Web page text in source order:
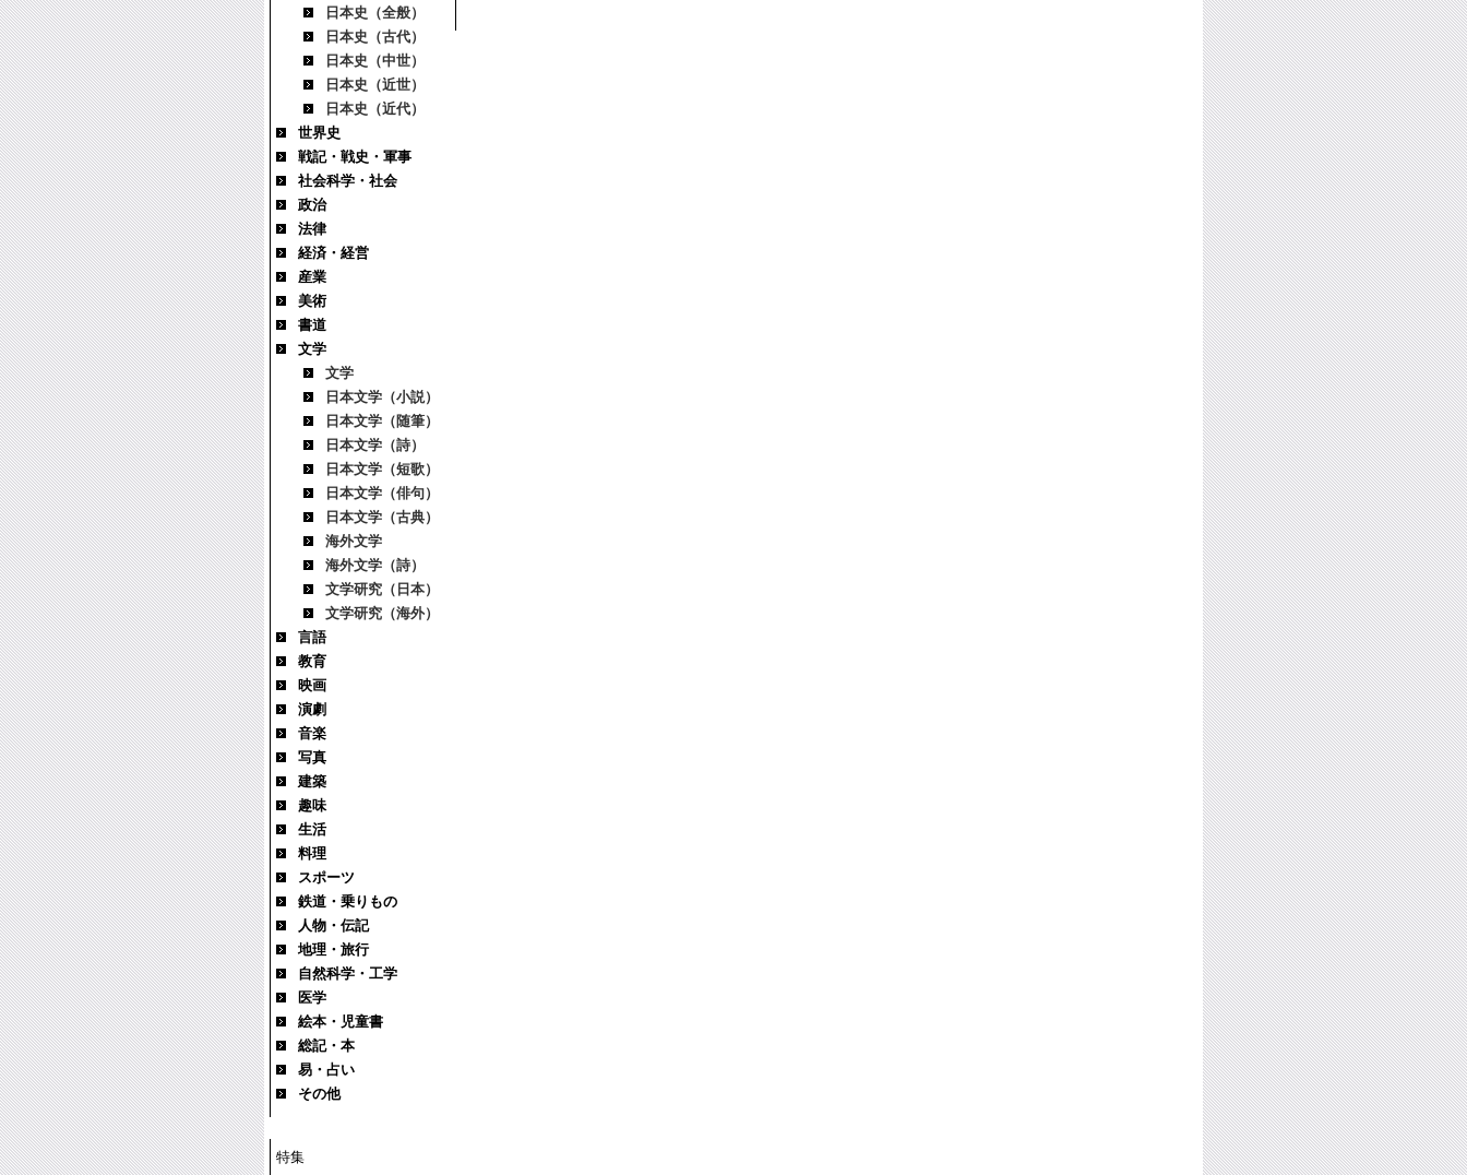
日本史（全般）
日本史（古代）
日本史（中世）
日本史（近世）
日本史（近代）
世界史
戦記・戦史・軍事
社会科学・社会
政治
法律
経済・経営
産業
美術
書道
文学
文学
日本文学（小説）
日本文学（随筆）
日本文学（詩）
日本文学（短歌）
日本文学（俳句）
日本文学（古典）
海外文学
海外文学（詩）
文学研究（日本）
文学研究（海外）
言語
教育
映画
演劇
音楽
写真
建築
趣味
生活
料理
スポーツ
鉄道・乗りもの
人物・伝記
地理・旅行
自然科学・工学
医学
絵本・児童書
総記・本
易・占い
その他
特集